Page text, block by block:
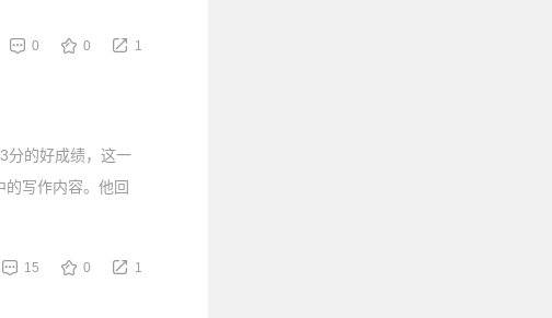
0 0 1
分的好成绩，这一
写作内容。他回
15 0 1